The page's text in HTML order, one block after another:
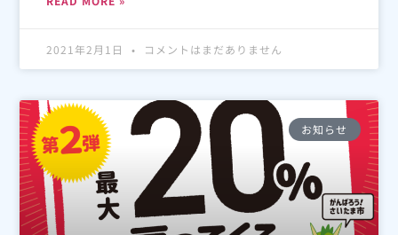
2021年2月1日 コメントはまだありません
お知らせ